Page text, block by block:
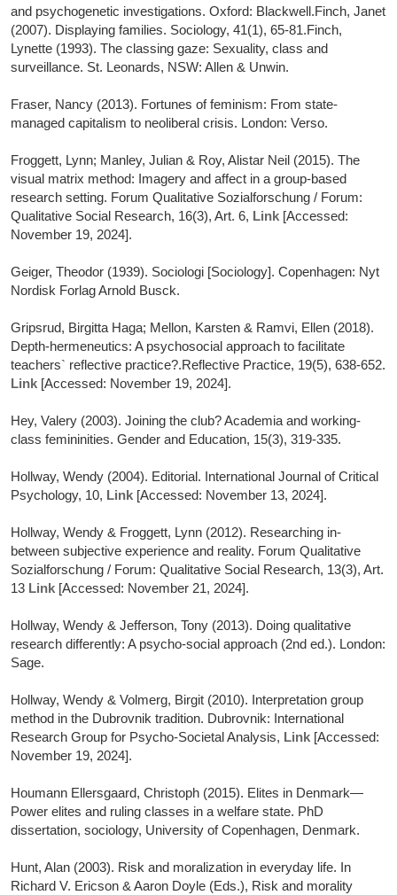
and psychogenetic investigations. Oxford: Blackwell.Finch, Janet
(2007). Displaying families. Sociology, 41(1), 65-81.Finch,
Lynette (1993). The classing gaze: Sexuality, class and
surveillance. St. Leonards, NSW: Allen & Unwin.
Fraser, Nancy (2013). Fortunes of feminism: From state-
managed capitalism to neoliberal crisis. London: Verso.
Froggett, Lynn; Manley, Julian & Roy, Alistar Neil (2015). The
visual matrix method: Imagery and affect in a group-based
research setting. Forum Qualitative Sozialforschung / Forum:
Qualitative Social Research, 16(3), Art. 6, Link [Accessed:
November 19, 2024].
Geiger, Theodor (1939). Sociologi [Sociology]. Copenhagen: Nyt
Nordisk Forlag Arnold Busck.
Gripsrud, Birgitta Haga; Mellon, Karsten & Ramvi, Ellen (2018).
Depth-hermeneutics: A psychosocial approach to facilitate
teachers` reflective practice?.Reflective Practice, 19(5), 638-652.
Link [Accessed: November 19, 2024].
Hey, Valery (2003). Joining the club? Academia and working-
class femininities. Gender and Education, 15(3), 319-335.
Hollway, Wendy (2004). Editorial. International Journal of Critical
Psychology, 10, Link [Accessed: November 13, 2024].
Hollway, Wendy & Froggett, Lynn (2012). Researching in-
between subjective experience and reality. Forum Qualitative
Sozialforschung / Forum: Qualitative Social Research, 13(3), Art.
13 Link [Accessed: November 21, 2024].
Hollway, Wendy & Jefferson, Tony (2013). Doing qualitative
research differently: A psycho-social approach (2nd ed.). London:
Sage.
Hollway, Wendy & Volmerg, Birgit (2010). Interpretation group
method in the Dubrovnik tradition. Dubrovnik: International
Research Group for Psycho-Societal Analysis, Link [Accessed:
November 19, 2024].
Houmann Ellersgaard, Christoph (2015). Elites in Denmark—
Power elites and ruling classes in a welfare state. PhD
dissertation, sociology, University of Copenhagen, Denmark.
Hunt, Alan (2003). Risk and moralization in everyday life. In
Richard V. Ericson & Aaron Doyle (Eds.), Risk and morality